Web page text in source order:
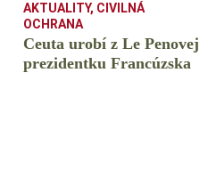
AKTUALITY, CIVILNÁ
OCHRANA
Ceuta urobí z Le Penovej
prezidentku Francúzska